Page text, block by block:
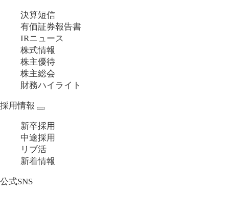
決算短信
有価証券報告書
IRニュース
株式情報
株主優待
株主総会
財務ハイライト
採用情報
新卒採用
中途採用
リブ活
新着情報
公式SNS